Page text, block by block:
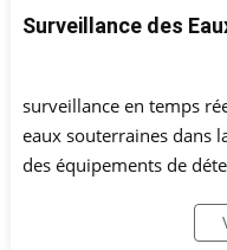
Surveillance des
surveillance en temps
eaux souterraines dans
des équipements de
situation de la source